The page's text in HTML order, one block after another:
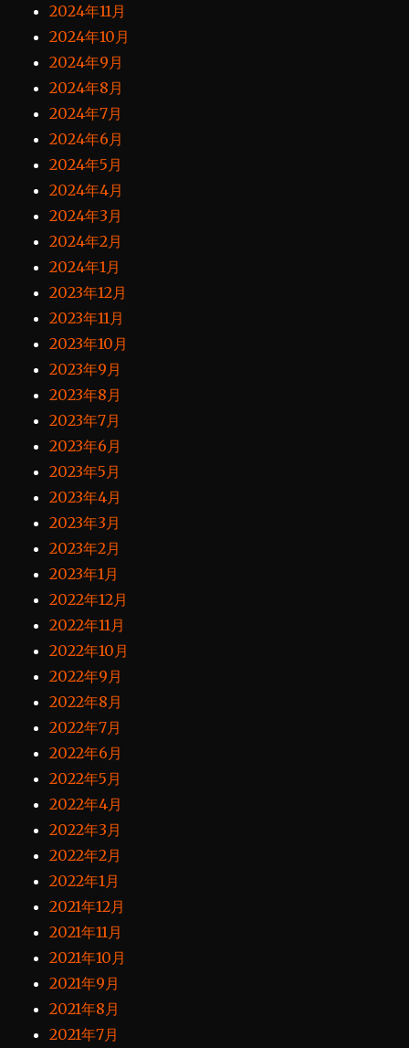
2024年11月
2024年10月
2024年9月
2024年8月
2024年7月
2024年6月
2024年5月
2024年4月
2024年3月
2024年2月
2024年1月
2023年12月
2023年11月
2023年10月
2023年9月
2023年8月
2023年7月
2023年6月
2023年5月
2023年4月
2023年3月
2023年2月
2023年1月
2022年12月
2022年11月
2022年10月
2022年9月
2022年8月
2022年7月
2022年6月
2022年5月
2022年4月
2022年3月
2022年2月
2022年1月
2021年12月
2021年11月
2021年10月
2021年9月
2021年8月
2021年7月